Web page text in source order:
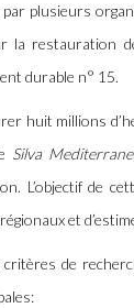
plusieurs
la
durable n° 15.
huit millions
Silva
L’objectif de
et
de